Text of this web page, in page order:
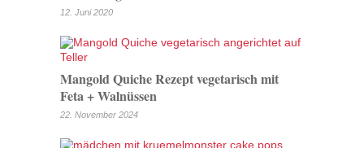
12. Juni 2020
Mangold Quiche Rezept vegetarisch mit
Feta + Walnüssen
22. November 2024